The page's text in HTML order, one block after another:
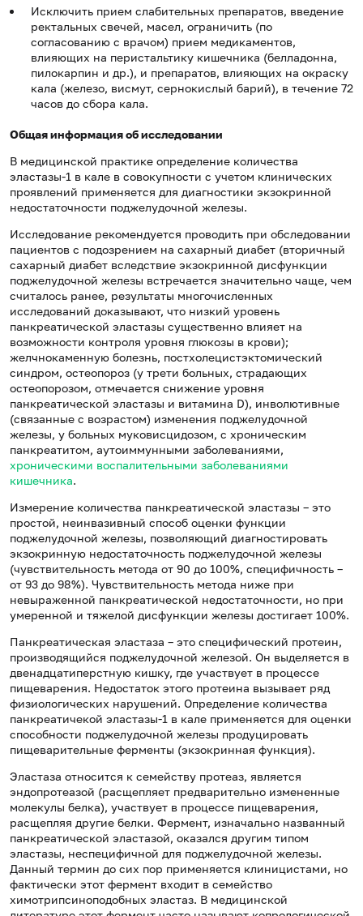
Исключить прием слабительных препаратов, введение
ректальных свечей, масел, ограничить (по
согласованию с врачом) прием медикаментов,
влияющих на перистальтику кишечника (белладонна,
пилокарпин и др.), и препаратов, влияющих на окраску
кала (железо, висмут, сернокислый барий), в течение 72
часов до сбора кала.
Общая информация об исследовании
В медицинской практике определение количества
эластазы-1 в кале в совокупности с учетом клинических
проявлений применяется для диагностики экзокринной
недостаточности поджелудочной железы.
Исследование рекомендуется проводить при обследовании
пациентов с подозрением на сахарный диабет (вторичный
сахарный диабет вследствие экзокринной дисфункции
поджелудочной железы встречается значительно чаще, чем
считалось ранее, результаты многочисленных
исследований доказывают, что низкий уровень
панкреатической эластазы существенно влияет на
возможности контроля уровня глюкозы в крови);
желчнокаменную болезнь, постхолецистэктомический
синдром, остеопороз (у трети больных, страдающих
остеопорозом, отмечается снижение уровня
панкреатической эластазы и витамина D), инволютивные
(связанные с возрастом) изменения поджелудочной
железы, у больных муковисцидозом, с хроническим
панкреатитом, аутоиммунными заболеваниями,
хроническими воспалительными заболеваниями
кишечника.
Измерение количества панкреатической эластазы – это
простой, неинвазивный способ оценки функции
поджелудочной железы, позволяющий диагностировать
экзокринную недостаточность поджелудочной железы
(чувствительность метода от 90 до 100%, специфичность –
от 93 до 98%). Чувствительность метода ниже при
невыраженной панкреатической недостаточности, но при
умеренной и тяжелой дисфункции железы достигает 100%.
Панкреатическая эластаза – это специфический протеин,
производящийся поджелудочной железой. Он выделяется в
двенадцатиперстную кишку, где участвует в процессе
пищеварения. Недостаток этого протеина вызывает ряд
физиологических нарушений. Определение количества
панкреатичекой эластазы-1 в кале применяется для оценки
способности поджелудочной железы продуцировать
пищеварительные ферменты (экзокринная функция).
Эластаза относится к семейству протеаз, является
эндопротеазой (расщепляет предварительно измененные
молекулы белка), участвует в процессе пищеварения,
расщепляя другие белки. Фермент, изначально названный
панкреатической эластазой, оказался другим типом
эластазы, неспецифичной для поджелудочной железы.
Данный термин до сих пор применяется клиницистами, но
фактически этот фермент входит в семейство
химотрипсиноподобных эластаз. В медицинской